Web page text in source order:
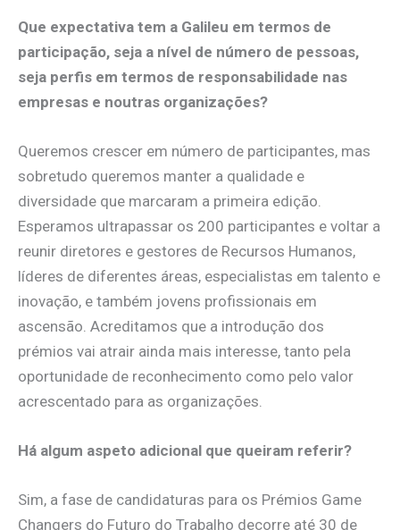
Que expectativa tem a Galileu em termos de
participação, seja a nível de número de pessoas,
seja perfis em termos de responsabilidade nas
empresas e noutras organizações?
Queremos crescer em número de participantes, mas
sobretudo queremos manter a qualidade e
diversidade que marcaram a primeira edição.
Esperamos ultrapassar os 200 participantes e voltar a
reunir diretores e gestores de Recursos Humanos,
líderes de diferentes áreas, especialistas em talento e
inovação, e também jovens profissionais em
ascensão. Acreditamos que a introdução dos
prémios vai atrair ainda mais interesse, tanto pela
oportunidade de reconhecimento como pelo valor
acrescentado para as organizações.
Há algum aspeto adicional que queiram referir?
Sim, a fase de candidaturas para os Prémios Game
Changers do Futuro do Trabalho decorre até 30 de